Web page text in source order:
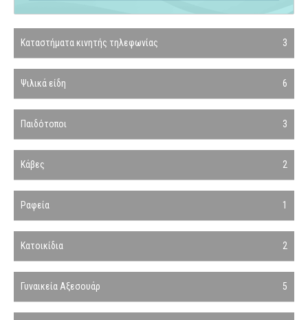
Καταστήματα κινητής τηλεφωνίας 3
Ψιλικά είδη 6
Παιδότοποι 3
Κάβες 2
Ραφεία 1
Κατοικίδια 2
Γυναικεία Αξεσουάρ 5